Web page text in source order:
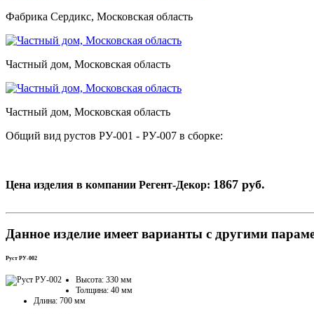
Фабрика Сердикс, Московская область
Частный дом, Московская область
Частный дом, Московская область
Общий вид рустов РУ-001 - РУ-007 в сборке:
Цена изделия в компании Регент-Декор: 1867 руб.
Данное изделие имеет варианты с другими
Руст РУ-002
Высота: 330 мм
Толщина: 40 мм
Длина: 700 мм